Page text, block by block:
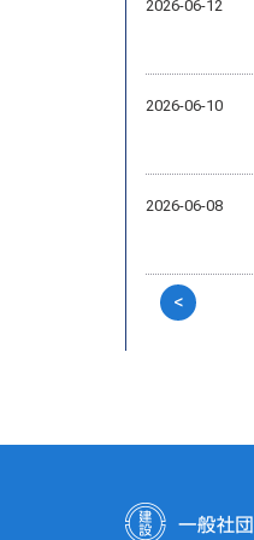
2026-06-12
2026-06-10
2026-06-08
<